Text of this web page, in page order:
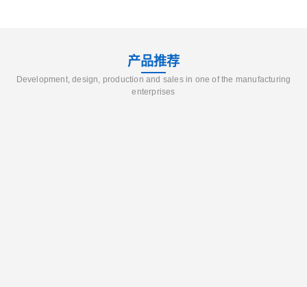
产品推荐
Development, design, production and sales in one of the manufacturing
enterprises